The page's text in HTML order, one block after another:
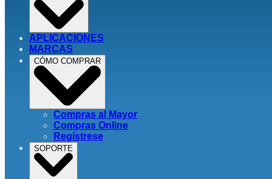
APLICACIONES
MARCAS
CÓMO COMPRAR
Compras al Mayor
Compras Online
Regístrese
SOPORTE